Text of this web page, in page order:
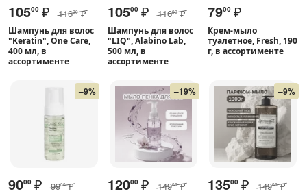
10500 ₽ 11600 ₽
Шампунь для волос
"Keratin", One Care,
400 мл, в
ассортименте
10500 ₽ 11600 ₽
Шампунь для волос
"LIQ", Alabino Lab,
500 мл, в
ассортименте
7900 ₽
Крем-мыло
туалетное, Fresh, 190
г, в ассортименте
–9%
9000 ₽ 9900 ₽
–19%
12000 ₽ 14900 ₽
–9%
13500 ₽ 14900 ₽